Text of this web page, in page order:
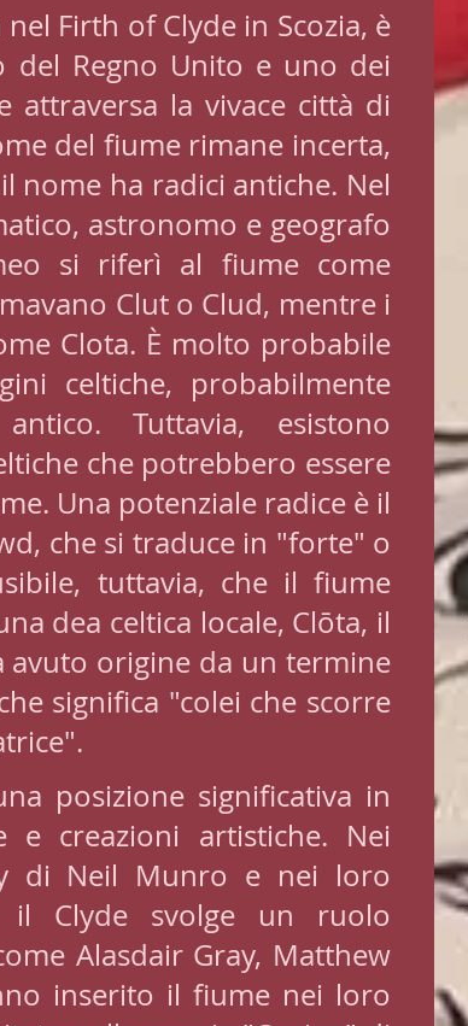
Firth of Clyde in Scozia, è
Regno Unito e uno dei
attraversa la vivace città di
del fiume rimane incerta,
nome ha radici antiche. Nel
astronomo e geografo
si riferì al fiume come
Clut o Clud, mentre i
Clota. È molto probabile
celtiche, probabilmente
Tuttavia, esistono
che potrebbero essere
Una potenziale radice è il
che si traduce in "forte" o
tuttavia, che il fiume
dea celtica locale, Clōta, il
avuto origine da un termine
significa "colei che scorre
posizione significativa in
e creazioni artistiche. Nei
di Neil Munro e nei loro
il Clyde svolge un ruolo
Alasdair Gray, Matthew
inserito il fiume nei loro